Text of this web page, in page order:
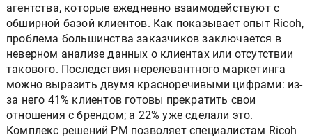
агентства, которые ежедневно взаимодействуют с
обширной базой клиентов. Как показывает опыт Ricoh,
проблема большинства заказчиков заключается в
неверном анализе данных о клиентах или отсутствии
такового. Последствия нерелевантного маркетинга
можно выразить двумя красноречивыми цифрами: из-
за него 41% клиентов готовы прекратить свои
отношения с брендом; а 22% уже сделали это.
Комплекс решений PM позволяет специалистам Ricoh